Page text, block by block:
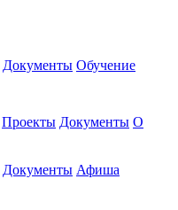
Документы Обучение
Проекты Документы О
Документы Афиша